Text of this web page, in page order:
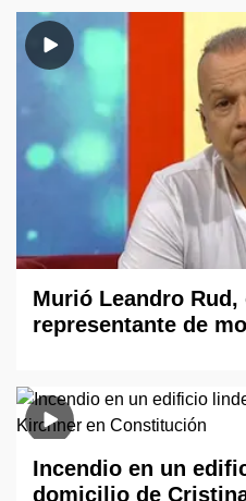
Murió Leandro
representante de
Incendio en un
domicilio de